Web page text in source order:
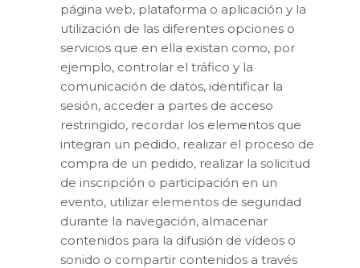
página web, plataforma o aplicación y la
utilización de las diferentes opciones o
servicios que en ella existan como, por
ejemplo, controlar el tráfico y la
comunicación de datos, identificar la
sesión, acceder a partes de acceso
restringido, recordar los elementos que
integran un pedido, realizar el proceso de
compra de un pedido, realizar la solicitud
de inscripción o participación en un
evento, utilizar elementos de seguridad
durante la navegación, almacenar
contenidos para la difusión de vídeos o
sonido o compartir contenidos a través